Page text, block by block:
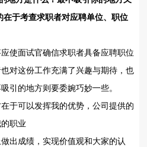
于考查求职者对应聘单位、职位
使面试官确信求职者具备应聘职位
对这份工作充满了兴趣与期待，也
引的地方则要委婉巧妙一些。
于可以发挥我的优势，公司提供的
职业
出成绩，实现价值观和大家的认